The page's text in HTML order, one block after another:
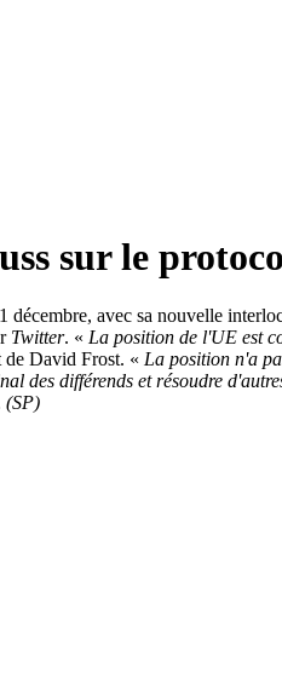
sur le
décembre, avec sa nouvelle
Twitter. « La position de l'UE est
de David Frost. « La position n'a
des différends et résoudre
(SP)